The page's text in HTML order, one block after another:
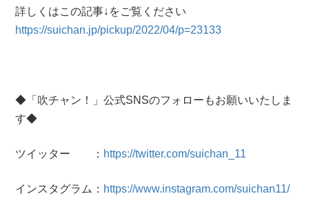
詳しくはこの記事↓をご覧ください
https://suichan.jp/pickup/2022/04/p=23133
◆「吹チャン！」公式SNSのフォローもお願いいたしま
す◆
ツイッター ： https://twitter.com/suichan_11
インスタグラム： https://www.instagram.com/suichan11/